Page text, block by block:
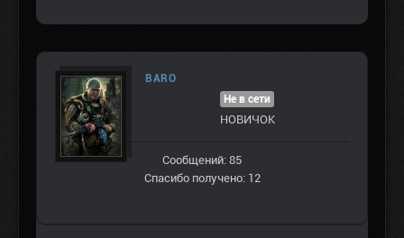
BARO
Не в сети
НОВИЧОК
Сообщений: 85
Спасибо получено: 12